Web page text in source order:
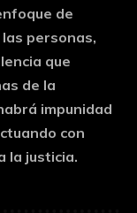
de
personas,
que
de la
impunidad
con
la justicia.